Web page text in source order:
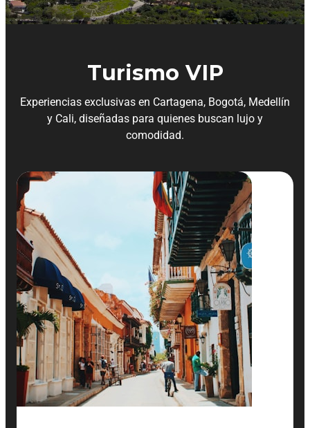
Turismo VIP
Experiencias exclusivas en Cartagena, Bogotá, Medellín
y Cali, diseñadas para quienes buscan lujo y
comodidad.